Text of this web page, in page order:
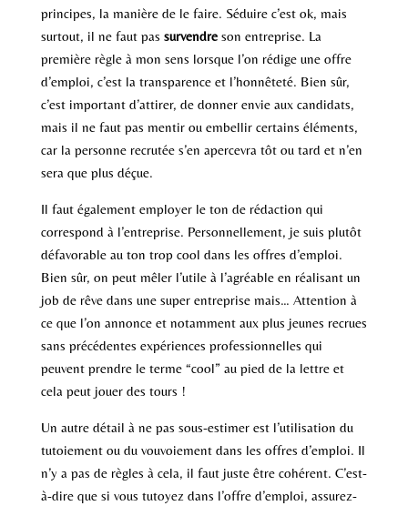
principes, la manière de le faire. Séduire c’est ok, mais
surtout, il ne faut pas survendreson entreprise. La
première règle à mon sens lorsque l’on rédige une offre
d’emploi, c’est la transparence et l’honnêteté. Bien sûr,
c’est important d’attirer, de donner envie aux candidats,
mais il ne faut pas mentir ou embellir certains éléments,
car la personne recrutée s’en apercevra tôt ou tard et n’en
sera que plus déçue.
Il faut également employer le ton de rédaction qui
correspond à l’entreprise. Personnellement, je suis plutôt
défavorable au ton trop cool dans les offres d’emploi.
Bien sûr, on peut mêler l’utile à l’agréable en réalisant un
job de rêve dans une super entreprise mais… Attention à
ce que l’on annonce et notamment aux plus jeunes recrues
sans précédentes expériences professionnelles qui
peuvent prendre le terme “cool” au pied de la lettre et
cela peut jouer des tours !
Un autre détail à ne pas sous-estimer est l’utilisation du
tutoiement ou du vouvoiement dans les offres d’emploi. Il
n’y a pas de règles à cela, il faut juste être cohérent. C’est-
à-dire que si vous tutoyez dans l’offre d’emploi, assurez-